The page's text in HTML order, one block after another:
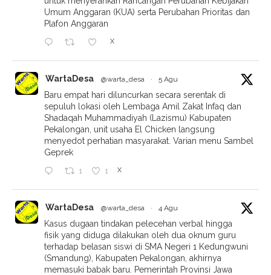
Umum Anggaran (KUA) serta Perubahan Prioritas dan
Plafon Anggaran
X
WartaDesa @warta_desa · 5 Agu
Baru empat hari diluncurkan secara serentak di
sepuluh lokasi oleh Lembaga Amil Zakat Infaq dan
Shadaqah Muhammadiyah (Lazismu) Kabupaten
Pekalongan, unit usaha El Chicken langsung
menyedot perhatian masyarakat. Varian menu Sambel
Geprek
1 1 X
WartaDesa @warta_desa · 4 Agu
Kasus dugaan tindakan pelecehan verbal hingga
fisik yang diduga dilakukan oleh dua oknum guru
terhadap belasan siswi di SMA Negeri 1 Kedungwuni
(Smandung), Kabupaten Pekalongan, akhirnya
memasuki babak baru. Pemerintah Provinsi Jawa